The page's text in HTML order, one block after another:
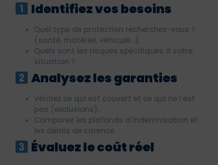
Identifiez vos besoins
Quel type de protection recherchez-vous ?
(santé, matériel, véhicule…)
Quels sont les risques spécifiques à votre
situation ?
Analysez les garanties
Vérifiez ce qui est couvert et ce qui ne l’est
pas (exclusions).
Comparez les plafonds d’indemnisation et
les délais de carence.
Évaluez le coût réel